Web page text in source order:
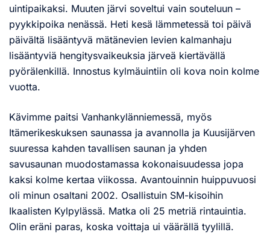
uintipaikaksi. Muuten järvi soveltui vain souteluun –
pyykkipoika nenässä. Heti kesä lämmetessä toi päivä
päivältä lisääntyvä mätänevien levien kalmanhaju
lisääntyviä hengitysvaikeuksia järveä kiertävällä
pyörälenkillä. Innostus kylmäuintiin oli kova noin kolme
vuotta.
Kävimme paitsi Vanhankylänniemessä, myös
Itämerikeskuksen saunassa ja avannolla ja Kuusijärven
suuressa kahden tavallisen saunan ja yhden
savusaunan muodostamassa kokonaisuudessa jopa
kaksi kolme kertaa viikossa. Avantouinnin huippuvuosi
oli minun osaltani 2002. Osallistuin SM-kisoihin
Ikaalisten Kylpylässä. Matka oli 25 metriä rintauintia.
Olin eräni paras, koska voittaja ui väärällä tyylillä.